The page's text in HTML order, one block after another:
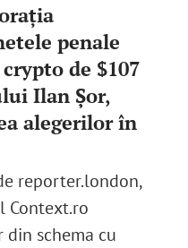
penale
de $107
Ilan Șor,
alegerilor în
reporter.london,
Context.ro
schema cu